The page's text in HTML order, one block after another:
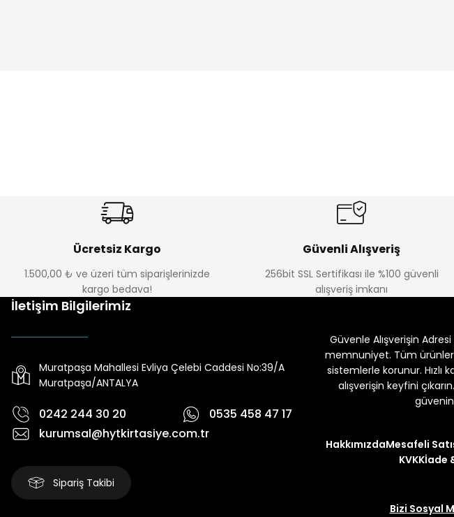
Ücretsiz Kargo
1.500,00 ₺ ve üzeri tüm siparişlerinizde
kargo bedava!
Güvenli Alışveriş
256bit SSL Sertifikası ile %100 güvenli
alışveriş imkanı
İletişim Bilgilerimiz
Muratpaşa Mahallesi Evliya Çelebi Caddesi No:39/A
Muratpaşa/ANTALYA
0242 244 30 20
0535 458 47 17
kurumsal@hytkirtasiye.com.tr
Sipariş Takibi
Güvenle Alışverişin
memnuniyet. Tüm
sistemlerle korunur. Hızlı
alışverişin keyfini
HakkımızdaMesafeli
KVKKİade
Bizi Sosyal